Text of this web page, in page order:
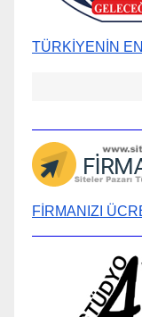
TÜRKİYENİN
FİRMANIZI